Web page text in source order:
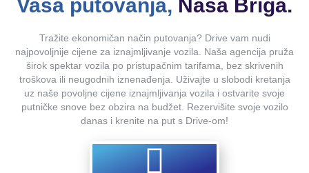
Vaša putovanja, Naša Briga.
Tražite ekonomičan način putovanja? Drive vam nudi
najpovoljnije cijene za iznajmljivanje vozila. Naša agencija pruža
širok spektar vozila po pristupačnim tarifama, bez skrivenih
troškova ili neugodnih iznenađenja. Uživajte u slobodi kretanja
uz naše povoljne cijene iznajmljivanja vozila i ostvarite svoje
putničke snove bez obzira na budžet. Rezervišite svoje vozilo
danas i krenite na put s Drive-om!